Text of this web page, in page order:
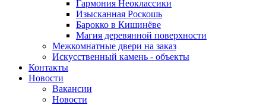
Гармония Неоклассики
Изысканная Роскошь
Барокко в Кишинёве
Магия деревянной поверхности
Межкомнатные двери на заказ
Искусственный камень - объекты
Контакты
Новости
Вакансии
Новости